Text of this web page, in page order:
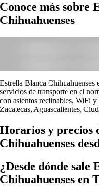
Conoce más sobre
Chihuahuenses
Estrella Blanca Chihuahuenses
servicios de transporte en el
con asientos reclinables, WiFi
Zacatecas, Aguascalientes,
Horarios y precios
Chihuahuenses
¿Desde dónde sale
Chihuahuenses en